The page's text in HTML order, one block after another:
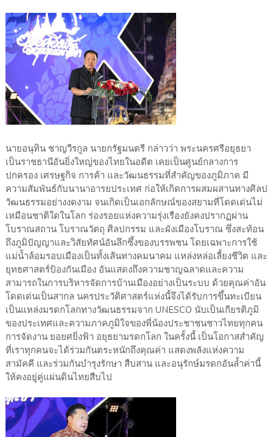
นายอนุทิน ชาญวีรกูล นายกรัฐมนตรี กล่าวว่า พระนครศรีอยุธยา
เป็นราชธานีอันยิ่งใหญ่ของไทยในอดีต เคยเป็นศูนย์กลางการ
ปกครอง เศรษฐกิจ การค้า และวัฒนธรรมที่สำคัญของภูมิภาค มี
ความสัมพันธ์กับนานาอารยประเทศ ก่อให้เกิดการผสมผสานทางศิลป
วัฒนธรรมอย่างงดงาม จนเกิดเป็นเอกลักษณ์ของสยามที่โดดเด่นไม่
เหมือนชาติใดในโลก ร่องรอยแห่งความรุ่งเรืองยังคงปรากฏผ่าน
โบราณสถาน โบราณวัตถุ ศิลปกรรม และผังเมืองโบราณ ซึ่งสะท้อน
ถึงภูมิปัญญาและวิสัยทัศน์อันลึกซึ้งของบรรพชน โดยเฉพาะการใช้
แม่น้ำล้อมรอบเมืองเป็นทั้งเส้นทางคมนาคม แหล่งหล่อเลี้ยงชีวิต และ
ยุทธศาสตร์ป้องกันเมือง อันแสดงถึงความชาญฉลาดและความ
สามารถในการบริหารจัดการบ้านเมืองอย่างเป็นระบบ ด้วยคุณค่าอัน
โดดเด่นเป็นสากล นครประวัติศาสตร์แห่งนี้จึงได้รับการขึ้นทะเบียน
เป็นแหล่งมรดกโลกทางวัฒนธรรมจาก UNESCO นับเป็นเกียรติภูมิ
ของประเทศและความภาคภูมิใจของพี่น้องประชาชนชาวไทยทุกคน
การจัดงาน ยอยศยิ่งฟ้า อยุธยามรดกโลก ในครั้งนี้ เป็นโอกาสสำคัญ
ที่เราทุกคนจะได้ร่วมกันตระหนักถึงคุณค่า แสดงพลังแห่งความ
สามัคคี และร่วมกันบำรุงรักษา สืบสาน และอนุรักษ์มรดกอันล้ำค่านี้
ให้คงอยู่คู่แผ่นดินไทยสืบไป